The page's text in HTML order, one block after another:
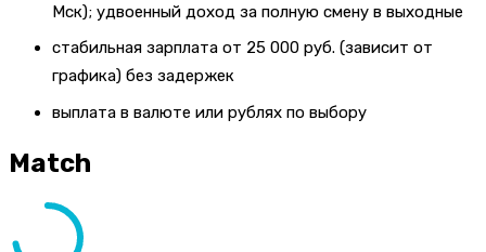
Мск); удвоенный доход за полную смену в выходные
стабильная зарплата от 25 000 руб. (зависит от
графика) без задержек
выплата в валюте или рублях по выбору
Match